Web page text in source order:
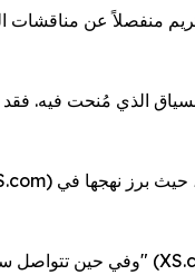
منفصلاً عن مناقشات